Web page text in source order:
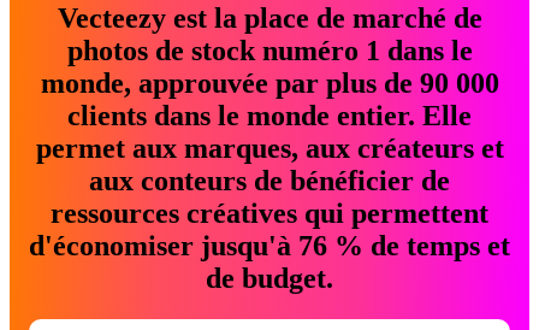
Vecteezy est la place de marché de
photos de stock numéro 1 dans le
monde, approuvée par plus de 90 000
clients dans le monde entier. Elle
permet aux marques, aux créateurs et
aux conteurs de bénéficier de
ressources créatives qui permettent
d'économiser jusqu'à 76 % de temps et
de budget.